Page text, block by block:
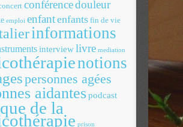
conférencedouleur
emploi enfantenfants fin de vie
informations
interviewlivre mediation
notions
personnes agées
aidantes podcast
de la
prison